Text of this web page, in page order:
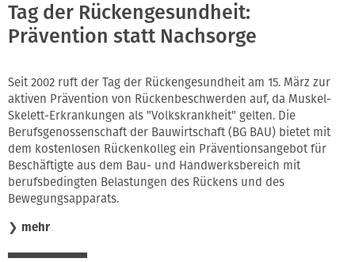
Tag der Rückengesundheit:
Prävention statt Nachsorge
Seit 2002 ruft der Tag der Rückengesundheit am 15. März zur
aktiven Prävention von Rückenbeschwerden auf, da Muskel-
Skelett-Erkrankungen als "Volkskrankheit" gelten. Die
Berufsgenossenschaft der Bauwirtschaft (BG BAU) bietet mit
dem kostenlosen Rückenkolleg ein Präventionsangebot für
Beschäftigte aus dem Bau- und Handwerksbereich mit
berufsbedingten Belastungen des Rückens und des
Bewegungsapparats.
❯ mehr